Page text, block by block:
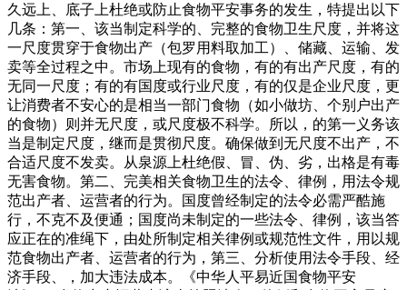
久远上、底子上杜绝或防止食物平安事务的发生，特提出以下
几条：第一、该当制定科学的、完整的食物卫生尺度，并将这
一尺度贯穿于食物出产（包罗用料取加工）、储藏、运输、发
卖等全过程之中。市场上现有的食物，有的有出产尺度，有的
无同一尺度；有的有国度或行业尺度，有的仅是企业尺度，更
让消费者不安心的是相当一部门食物（如小做坊、个别户出产
的食物）则并无尺度，或尺度极不科学。所以，的第一义务该
当是制定尺度，继而是贯彻尺度。确保做到无尺度不出产，不
合适尺度不发卖。从泉源上杜绝假、冒、伪、劣，出格是有毒
无害食物。第二、完美相关食物卫生的法令、律例，用法令规
范出产者、运营者的行为。国度曾经制定的法令必需严酷施
行，不克不及便通；国度尚未制定的一些法令、律例，该当答
应正在的准绳下，由处所制定相关律例或规范性文件，用以规
范食物出产者、运营者的行为，第三、分析使用法令手段、经
济手段、，加大违法成本。《中华人平易近国食物平安